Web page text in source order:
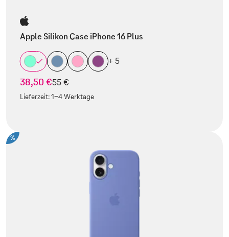
Apple Silikon Case iPhone 16 Plus
+ 5
38,50 €statt
55 €
Lieferzeit:1-4 Werktage
%